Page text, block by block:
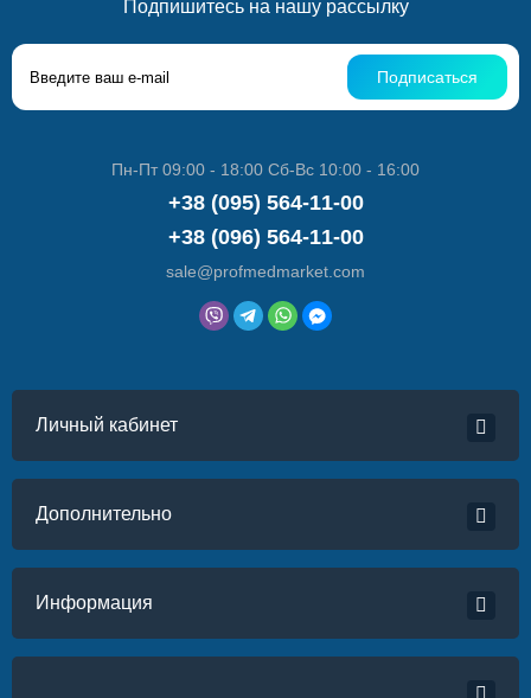
Подпишитесь на нашу рассылку
Подписаться
Пн-Пт 09:00 - 18:00 Сб-Вс 10:00 - 16:00
+38 (095) 564-11-00
+38 (096) 564-11-00
sale@profmedmarket.com
Личный кабинет
Дополнительно
Информация